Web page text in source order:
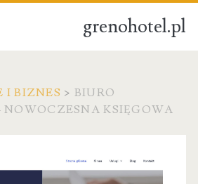
grenohotel.pl
I BIZNES > BIURO
KSIĘGOWA